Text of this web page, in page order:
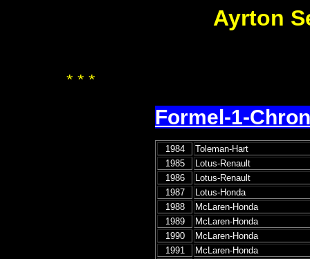
Ayrton
* * *
Formel-1-
1984
Toleman-Hart
1985
Lotus-Renault
1986
Lotus-Renault
1987
Lotus-Honda
1988
McLaren-Honda
1989
McLaren-Honda
1990
McLaren-Honda
1991
McLaren-Honda